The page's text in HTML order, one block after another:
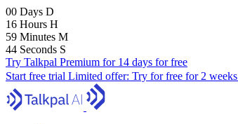
00 Days D
16 Hours H
59 Minutes M
43 Seconds S
Try Talkpal Premium for 14 days for free
Start free trial Limited offer: Try for free for 2 weeks